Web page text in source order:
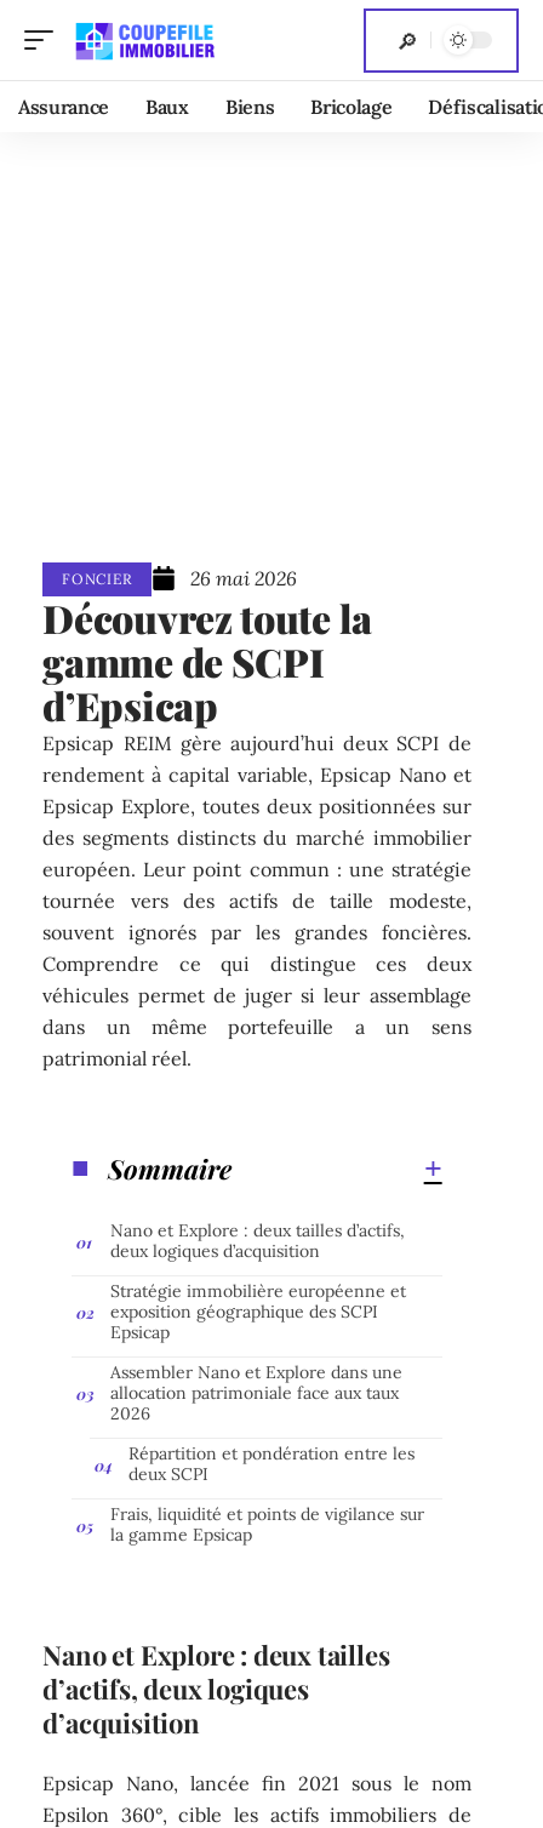
Assurance Baux Biens Bricolage
FONCIER 26 mai 2026
Découvrez toute la
gamme de SCPI
d’Epsicap
Epsicap REIM gère aujourd’hui deux SCPI de
rendement à capital variable, Epsicap Nano et
Epsicap Explore, toutes deux positionnées sur
des segments distincts du marché immobilier
européen. Leur point commun : une stratégie
tournée vers des actifs de taille modeste,
souvent ignorés par les grandes foncières.
Comprendre ce qui distingue ces deux
véhicules permet de juger si leur assemblage
dans un même portefeuille a un sens
patrimonial réel.
Sommaire
Nano et Explore : deux tailles d’actifs,
deux logiques d’acquisition
Stratégie immobilière européenne et
exposition géographique des SCPI
Epsicap
Assembler Nano et Explore dans une
allocation patrimoniale face aux taux
2026
Répartition et pondération entre les
deux SCPI
Frais, liquidité et points de vigilance sur
la gamme Epsicap
Nano et Explore : deux tailles
d’actifs, deux logiques
d’acquisition
Epsicap Nano, lancée fin 2021 sous le nom
Epsilon 360°, cible les actifs immobiliers de